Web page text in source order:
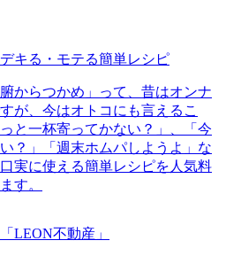
キる・モテる簡単レシピ
からつかめ」って、昔はオンナ
が、今はオトコにも言えるこ
と一杯寄ってかない？」、「今
？」「週末ホムパしようよ」な
実に使える簡単レシピを人気料
す。
LEON不動産」